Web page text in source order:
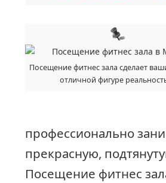
Посещение фитнес зала сделает
отличной фигуре
профессионально
прекрасную,
Посещение фитнес